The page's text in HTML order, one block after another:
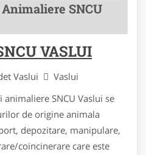
SNCU
VASLUI
Vaslui
Vaslui
SNCU Vaslui se
de origine animala
depozitare, manipulare,
coincinerare care este